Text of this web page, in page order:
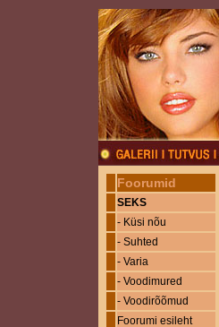
Foorumid
SEKS
- Küsi nõu
- Suhted
- Varia
- Voodimured
- Voodirõõmud
Foorumi esileht